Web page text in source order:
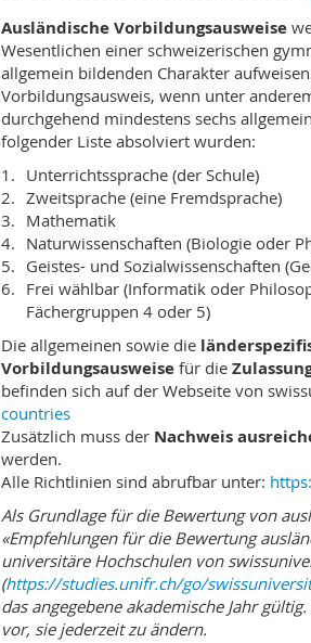
In Freiburg wird Studierenden ein
Epochen der europäischen
berücksichtigt und den globalen
von Spezialisierungsmöglichkeiten
Sozialgeschichte, die politische
Rechtsgeschichte. Die Kombination
selbstverständlich möglich. Das
sprachlicher, nationaler und
Programme zum
wissenschaftlichen Horizont zu
besonderem Masse, die
Arbeit mit Studierenden aus allen
Sprachen Deutsch, Französisch und
Das Studium kann aber auch
werden. Lehrveranstaltungen
durch Lehrangebote aus den
Wirtschaftswissenschaften und der
Ausbildungsziele und
Absolventinnen und Absolventen des
Zusammenhänge zu erkennen, sie zu
damit über ein breites Spektrum von
Anwendung kommen können. Zu den
Schulen, worauf Absolventen durch
vorbereitet werden. Weitere berufliche
und im Journalismus, in Behörden, in
im Zusammenhang mit Institutionen,
Wissens verpflichtet sind: Archive,
Ausländische Vorbildungsausweise
Wesentlichen einer schweizerischen
allgemein bildenden Charakter
Vorbildungsausweis, wenn unter
durchgehend mindestens sechs
folgender Liste absolviert wurden:
Unterrichtssprache (der Schule)
Zweitsprache (eine Fremdsprache)
Mathematik
Naturwissenschaften (Biologie oder
Geistes- und Sozialwissenschaften
Frei wählbar (Informatik oder
Fächergruppen 4 oder 5)
Die allgemeinen sowie die
Vorbildungsausweise für die
befinden sich auf der Webseite von
countries
Zusätzlich muss der Nachweis
werden.
Alle Richtlinien sind abrufbar unter:
Als Grundlage für die Bewertung von
«Empfehlungen für die Bewertung
universitäre Hochschulen von
(https://studies.unifr.ch/go/
das angegebene akademische Jahr
vor, sie jederzeit zu ändern.